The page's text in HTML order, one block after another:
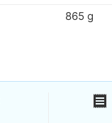
865 g
receipt